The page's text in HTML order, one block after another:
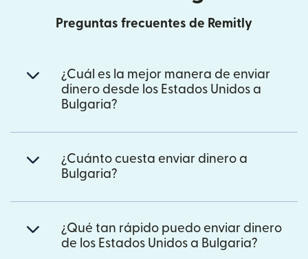
Preguntas frecuentes de Remitly
¿Cuál es la mejor manera de enviar
dinero desde los Estados Unidos a
Bulgaria?
¿Cuánto cuesta enviar dinero a
Bulgaria?
¿Qué tan rápido puedo enviar dinero
de los Estados Unidos a Bulgaria?